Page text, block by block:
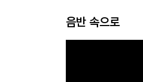
음반 속으로